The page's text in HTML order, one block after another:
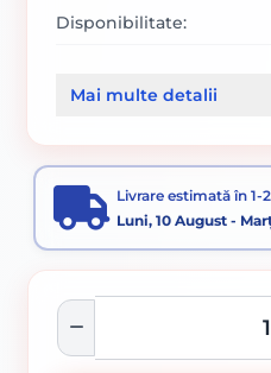
Disponibilitate:
Panouri plase bordurate si
Panouri bordurate
Mai multe detalii
Livrare estimată în 1-
Luni, 10 August -